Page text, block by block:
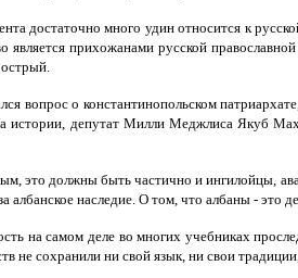
достаточно много удин относится к
является прихожанами русской
вопрос о константинопольском
истории, депутат Милли Меджлиса Якуб
это должны быть частично и ингилойцы,
албанское наследие. О том, что албаны - это
на самом деле во многих учебниках
не сохранили ни свой язык, ни свои